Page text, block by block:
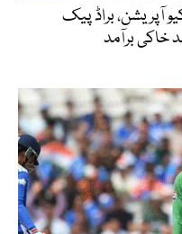
آپریشن، براڈ پیک